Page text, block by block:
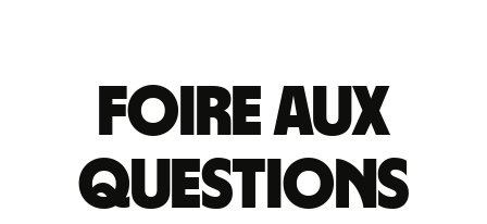
Foire aux
questions